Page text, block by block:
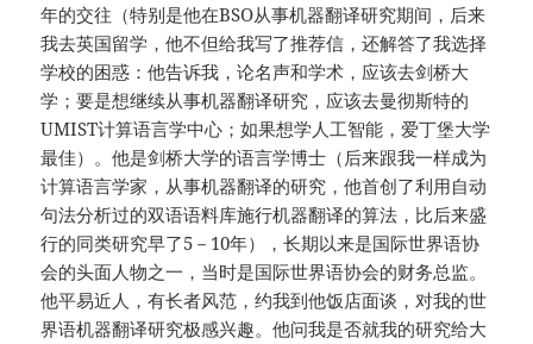
年的交往（特别是他在BSO从事机器翻译研究期间，后来
我去英国留学，他不但给我写了推荐信，还解答了我选择
学校的困惑：他告诉我，论名声和学术，应该去剑桥大
学；要是想继续从事机器翻译研究，应该去曼彻斯特的
UMIST计算语言学中心；如果想学人工智能，爱丁堡大学
最佳）。他是剑桥大学的语言学博士（后来跟我一样成为
计算语言学家，从事机器翻译的研究，他首创了利用自动
句法分析过的双语语料库施行机器翻译的算法，比后来盛
行的同类研究早了5－10年），长期以来是国际世界语协
会的头面人物之一，当时是国际世界语协会的财务总监。
他平易近人，有长者风范，约我到他饭店面谈，对我的世
界语机器翻译研究极感兴趣。他问我是否就我的研究给大